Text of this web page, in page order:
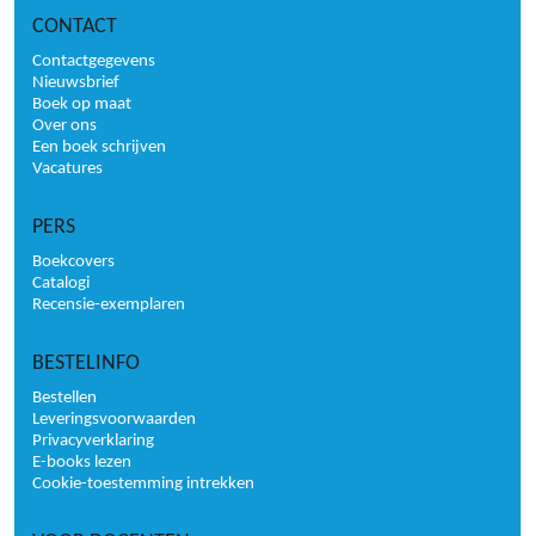
CONTACT
Contactgegevens
Nieuwsbrief
Boek op maat
Over ons
Een boek schrijven
Vacatures
PERS
Boekcovers
Catalogi
Recensie-exemplaren
BESTELINFO
Bestellen
Leveringsvoorwaarden
Privacyverklaring
E-books lezen
Cookie-toestemming intrekken